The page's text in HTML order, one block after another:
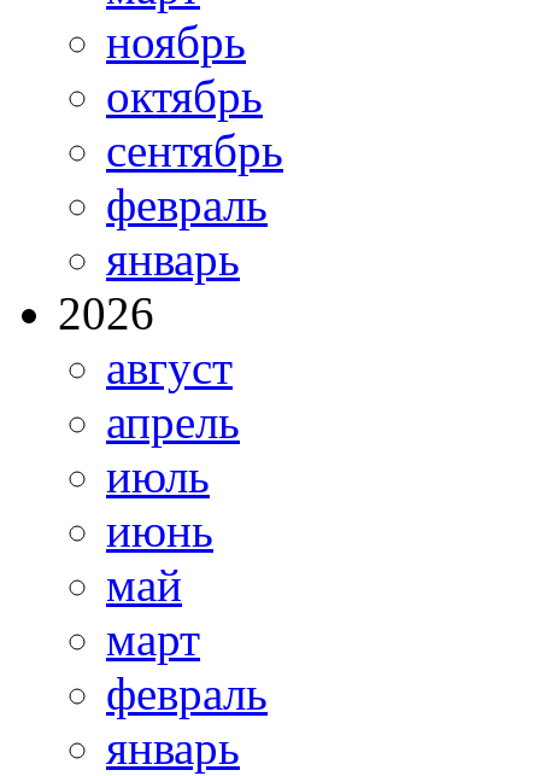
ноябрь
октябрь
сентябрь
февраль
январь
2026
август
апрель
июль
июнь
май
март
февраль
январь